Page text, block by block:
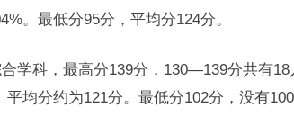
。最低分95分，平均分124分。
学科，最高分139分，130—139分共有
平均分约为121分。最低分102分，没有100